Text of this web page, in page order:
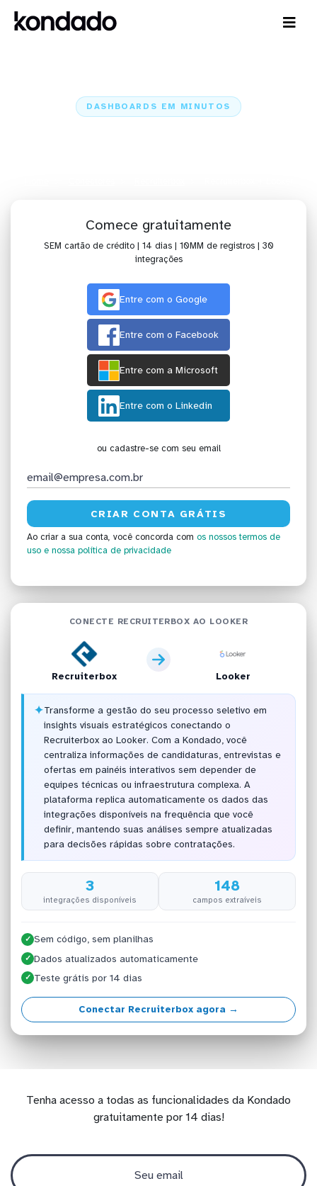
DASHBOARDS EM MINUTOS
Comece gratuitamente
SEM cartão de crédito | 14 dias | 10MM de registros | 30
integrações
Entre com o Google
Entre com o Facebook
Entre com a Microsoft
Entre com o Linkedin
ou cadastre-se com seu email
Ao criar a sua conta, você concorda com os nossos termos de
uso e nossa política de privacidade
CONECTE RECRUITERBOX AO LOOKER
Recruiterbox Looker
✦Transforme a gestão do seu processo seletivo em
insights visuais estratégicos conectando o
Recruiterbox ao Looker. Com a Kondado, você
centraliza informações de candidaturas, entrevistas e
ofertas em painéis interativos sem depender de
equipes técnicas ou infraestrutura complexa. A
plataforma replica automaticamente os dados das
integrações disponíveis na frequência que você
definir, mantendo suas análises sempre atualizadas
para decisões rápidas sobre contratações.
3
integrações disponíveis
148
campos extraíveis
✓ Sem código, sem planilhas
✓ Dados atualizados automaticamente
✓ Teste grátis por 14 dias
Conectar Recruiterbox agora →
Tenha acesso a todas as funcionalidades da Kondado
gratuitamente por 14 dias!